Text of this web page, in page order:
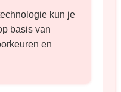
kun je
basis van
en